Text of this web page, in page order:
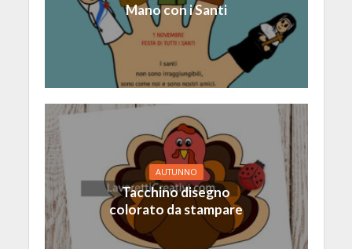
Mano con i Santi
AUTUNNO
Tacchino disegno
colorato da stampare